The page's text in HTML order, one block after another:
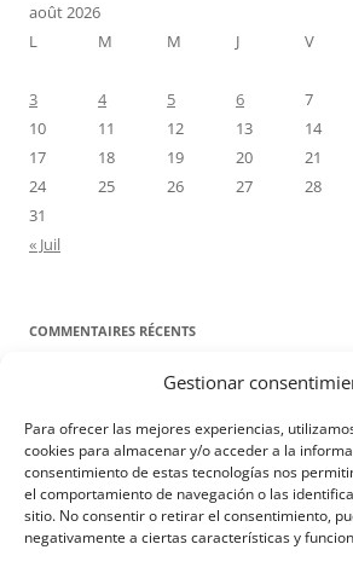
Gestionar
Para ofrecer las mejores experiencias,
cookies para almacenar y/o acceder a la
consentimiento de estas tecnologías nos
el comportamiento de navegación o las
sitio. No consentir o retirar el consentimiento,
negativamente a ciertas características y
août 2026
L
M M J V
3
4 5 6 7
10
11 12 13 14
17
18 19 20 21
24
25 26 27 28
31
« Juil
COMMENTAIRES RÉCENTS
Proyecto Amor ConyugaldansContre toute
pour les époux : Luc 12, 8-12
Manuel MirallesdansContre toute attente.
époux : Luc 12, 8-12